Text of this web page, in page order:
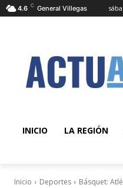
4.6 C General Villegas
INICIO LA REGIÓN
Inicio Deportes Básquet: